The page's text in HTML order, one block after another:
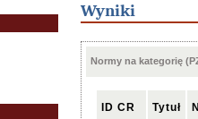
Wyniki
Normy na kategorię
ID CR Tytuł